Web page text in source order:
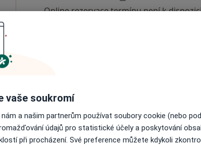
Online rezervace termínu není k
Dnes
Online rezervace termínu není k
vaše soukromí
a našim partnerům používat soubory cookie (nebo
údajů pro statistické účely a poskytování
při procházení. Své preference můžete kdykoli